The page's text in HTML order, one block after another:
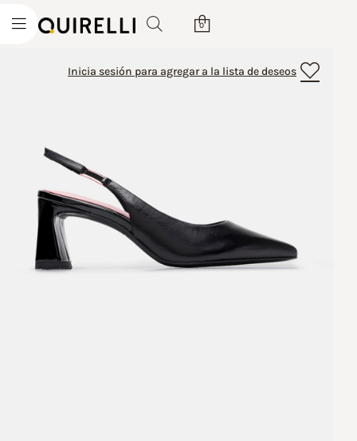
0
Inicia sesión para agregar a la lista de deseos